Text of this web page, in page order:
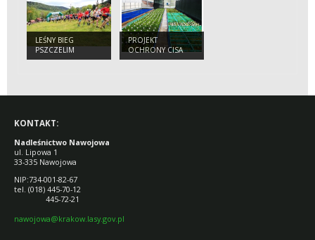
LEŚNY BIEG
PSZCZELIM
SZLAKIEM
PROJEKT
OCHRONY CISA
KONTAKT:
Nadleśnictwo Nawojowa
ul. Lipowa 1
33-335 Nawojowa
NIP:734-001-82-67
tel. (018) 445-70-12
445-72-21
nawojowa@krakow.lasy.gov.pl